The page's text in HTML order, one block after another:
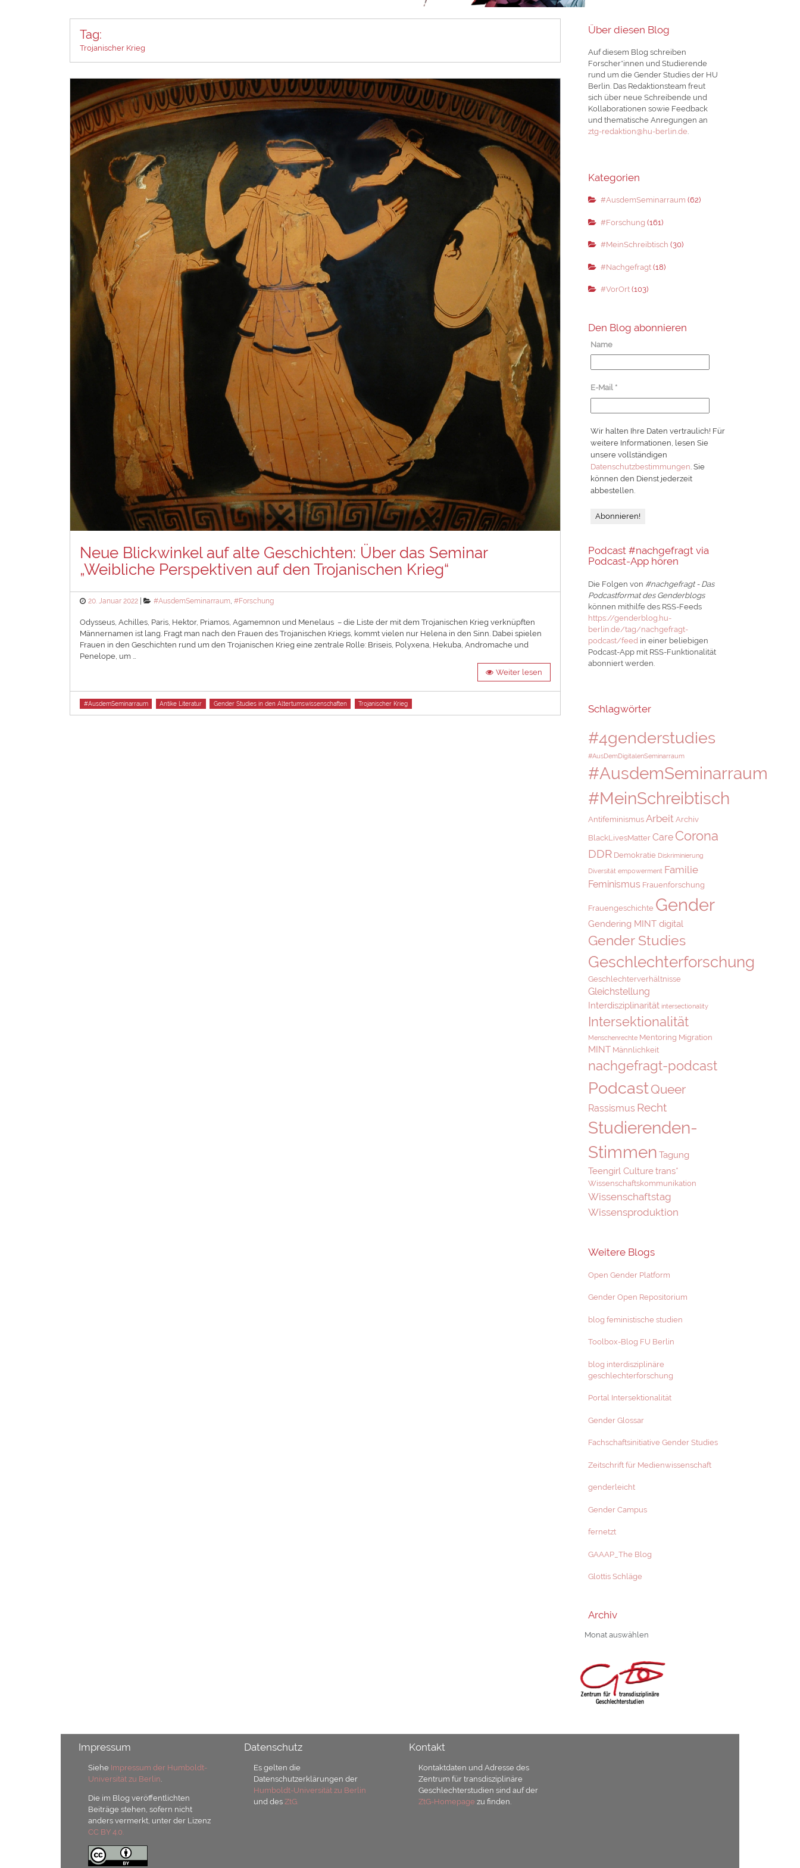
Tag:
Trojanischer Krieg
Neue Blickwinkel auf alte Geschichten: Über das Seminar
„Weibliche Perspektiven auf den Trojanischen Krieg“
Posted
20. Januar 2022 Categories
#AusdemSeminarraum,#Forschung
Odysseus, Achilles, Paris, Hektor, Priamos, Agamemnon und Menelaus – die Liste der mit dem Trojanischen Krieg verknüpften
Männernamen ist lang. Fragt man nach den Frauen des Trojanischen Kriegs, kommt vielen nur Helena in den Sinn. Dabei spielen
Frauen in den Geschichten rund um den Trojanischen Krieg eine zentrale Rolle: Briseis, Polyxena, Hekuba, Andromache und
Penelope, um …
Weiter lesen
Tags
#AusdemSeminarraum Antike Literatur Gender Studies in den Altertumswissenschaften Trojanischer Krieg
Über diesen Blog
Auf diesem Blog schreiben
Forscher*innen und Studierende
rund um die Gender Studies der HU
Berlin. Das Redaktionsteam freut
sich über neue Schreibende und
Kollaborationen sowie Feedback
und thematische Anregungen an
ztg-redaktion@hu-berlin.de.
Kategorien
#AusdemSeminarraum (62)
#Forschung (161)
#MeinSchreibtisch (30)
#Nachgefragt(18)
#VorOrt(103)
Den Blog abonnieren
Name
E-Mail *
Wir halten Ihre Daten vertraulich! Für
weitere Informationen, lesen Sie
unsere vollständigen
Datenschutzbestimmungen . Sie
können den Dienst jederzeit
abbestellen.
Podcast #nachgefragt via
Podcast-App hören
Die Folgen von #nachgefragt - Das
Podcastformat des Genderblogs
können mithilfe des RSS-Feeds
https://genderblog.hu-
berlin.de/tag/nachgefragt-
podcast/feed in einer beliebigen
Podcast-App mit RSS-Funktionalität
abonniert werden.
Schlagwörter
#4genderstudies
#AusDemDigitalenSeminarraum
#AusdemSeminarraum
#MeinSchreibtisch
Antifeminismus Arbeit Archiv
BlackLivesMatter Care Corona
DDR Demokratie Diskriminierung
Diversität empowerment Familie
Feminismus Frauenforschung
Frauengeschichte Gender
Gendering MINT digital
Gender Studies
Geschlechterforschung
Geschlechterverhältnisse
Gleichstellung
Interdisziplinarität intersectionality
Intersektionalität
Menschenrechte Mentoring Migration
MINT Männlichkeit
nachgefragt-podcast
PodcastQueer
Rassismus Recht
Studierenden-
Stimmen Tagung
Teengirl Culturetrans*
Wissenschaftskommunikation
Wissenschaftstag
Wissensproduktion
Weitere Blogs
Open Gender Platform
Gender Open Repositorium
blog feministische studien
Toolbox-Blog FU Berlin
blog interdisziplinäre
geschlechterforschung
Portal Intersektionalität
Gender Glossar
Fachschaftsinitiative Gender Studies
Zeitschrift für Medienwissenschaft
genderleicht
Gender Campus
fernetzt
GAAAP_The Blog
Glottis Schläge
Archiv
Archiv
Impressum
Siehe Impressum der Humboldt-
Universität zu Berlin
Die im Blog veröffentlichten
Beiträge stehen, sofern nicht
anders vermerkt, unter der Lizenz
CC BY 4.0.
Datenschutz
Es gelten die
Datenschutzerklärungen der
Humboldt-Universität zu Berlin
und des ZtG.
Kontakt
Kontaktdaten und Adresse des
Zentrum für transdisziplinäre
Geschlechterstudien sind auf der
ZtG-Homepagezu finden.